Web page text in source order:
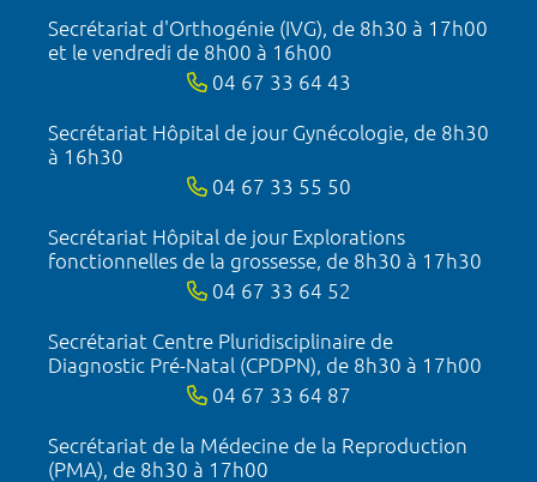
Secrétariat d'Orthogénie (IVG), de 8h30 à 17h00
et le vendredi de 8h00 à 16h00
04 67 33 64 43
Secrétariat Hôpital de jour Gynécologie, de 8h30
à 16h30
04 67 33 55 50
Secrétariat Hôpital de jour Explorations
fonctionnelles de la grossesse, de 8h30 à 17h30
04 67 33 64 52
Secrétariat Centre Pluridisciplinaire de
Diagnostic Pré-Natal (CPDPN), de 8h30 à 17h00
04 67 33 64 87
Secrétariat de la Médecine de la Reproduction
(PMA), de 8h30 à 17h00